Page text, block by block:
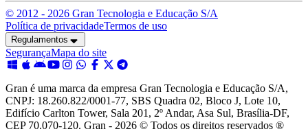
© 2012 - 2026 Gran Tecnologia e Educação S/A
Política de privacidadeTermos de uso
Regulamentos
SegurançaMapa do site
Gran é uma marca da empresa Gran Tecnologia e Educação S/A,
CNPJ: 18.260.822/0001-77, SBS Quadra 02, Bloco J, Lote 10,
Edifício Carlton Tower, Sala 201, 2º Andar, Asa Sul, Brasília-DF,
CEP 70.070-120. Gran - 2026 © Todos os direitos reservados ®